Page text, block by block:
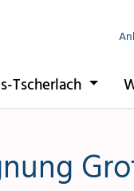
Tscherlach